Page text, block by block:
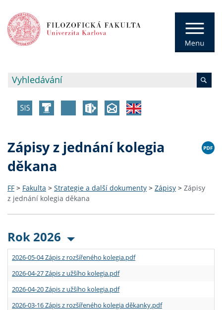
Zápisy z jednání kolegia
děkana
FF > Fakulta > Strategie a další dokumenty > Zápisy > Zápisy
z jednání kolegia děkana
Rok 2026
2026-05-04 Zápis z rozšířeného kolegia.pdf
2026-04-27 Zápis z užšího kolegia.pdf
2026-04-20 Zápis z užšího kolegia.pdf
2026-03-16 Zápis z rozšířeného kolegia děkanky.pdf